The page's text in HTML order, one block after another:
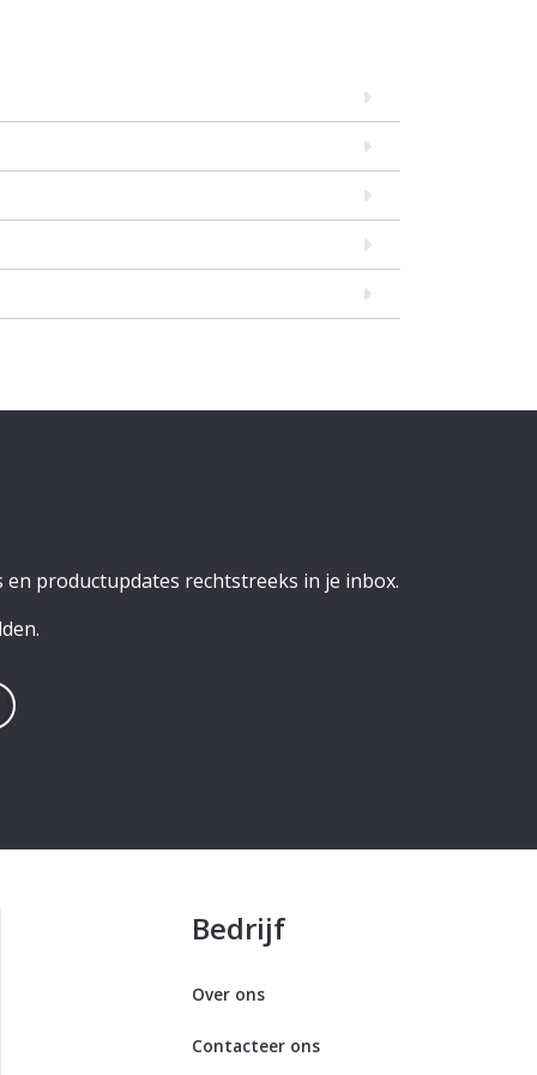
productupdates rechtstreeks in je inbox.
Bedrijf
Over ons
Contacteer ons